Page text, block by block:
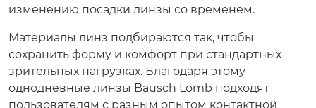
изменению посадки линзы со временем.
Материалы линз подбираются так, чтобы
сохранить форму и комфорт при стандартных
зрительных нагрузках. Благодаря этому
однодневные линзы Bausch Lomb подходят
пользователям с разным опытом контактной